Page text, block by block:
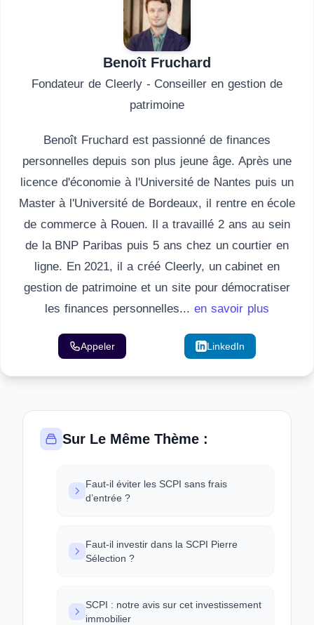
Benoît Fruchard
Fondateur de Cleerly - Conseiller en gestion de
patrimoine
Benoît Fruchard est passionné de finances
personnelles depuis son plus jeune âge. Après une
licence d'économie à l'Université de Nantes puis un
Master à l'Université de Bordeaux, il rentre en école
de commerce à Rouen. Il a travaillé 2 ans au sein
de la BNP Paribas puis 5 ans chez un courtier en
ligne. En 2021, il a créé Cleerly, un cabinet en
gestion de patrimoine et un site pour démocratiser
les finances personnelles... en savoir plus
Appeler LinkedIn
Sur Le Même Thème :
Faut-il éviter les SCPI sans frais
d’entrée ?
Faut-il investir dans la SCPI Pierre
Sélection ?
SCPI : notre avis sur cet investissement
immobilier